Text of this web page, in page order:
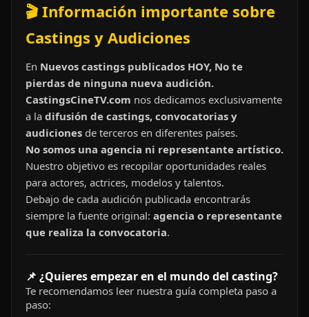
🎬 Información importante sobre
Castings y Audiciones
En Nuevos castings publicados HOY, No te
pierdas de ninguna nueva audición.
CastingsCineTV.com nos dedicamos exclusivamente
a la difusión de castings, convocatorias y
audiciones de terceros en diferentes países.
No somos una agencia ni representante artístico.
Nuestro objetivo es recopilar oportunidades reales
para actores, actrices, modelos y talentos.
Debajo de cada audición publicada encontrarás
siempre la fuente original: agencia o representante
que realiza la convocatoria.
📌 ¿Quieres empezar en el mundo del casting?
Te recomendamos leer nuestra guía completa paso a
paso: